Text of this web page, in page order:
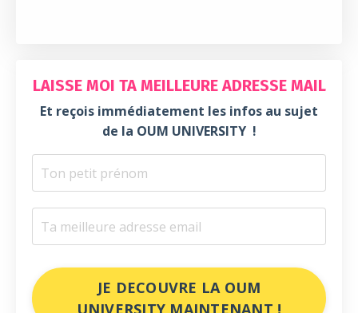
LAISSE MOI TA MEILLEURE ADRESSE MAIL
Et reçois immédiatement les infos au sujet
de la OUM UNIVERSITY !
JE DECOUVRE LA OUM
UNIVERSITY MAINTENANT !